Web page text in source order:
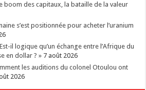
boom des capitaux, la bataille de la valeur
s’est positionnée pour acheter l’uranium
il logique qu’un échange entre l’Afrique du
en dollar ? » 7 août 2026
les auditions du colonel Otoulou ont
2026